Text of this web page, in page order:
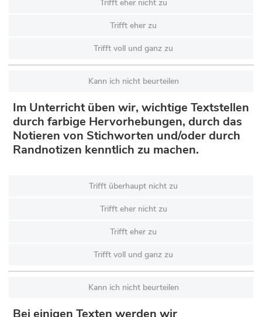
Trifft eher nicht zu
Trifft eher zu
Trifft voll und ganz zu
Kann ich nicht beurteilen
Im Unterricht üben wir, wichtige Textstellen
durch farbige Hervorhebungen, durch das
Notieren von Stichworten und/oder durch
Randnotizen kenntlich zu machen.
Trifft überhaupt nicht zu
Trifft eher nicht zu
Trifft eher zu
Trifft voll und ganz zu
Kann ich nicht beurteilen
Bei einigen Texten werden wir